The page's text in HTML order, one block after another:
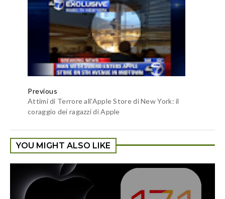
Previous
Attimi di Terrore all'Apple Store di New York: il
coraggio dei ragazzi di Apple
YOU MIGHT ALSO LIKE